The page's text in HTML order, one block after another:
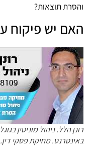
והסרת תוצאות?
האם יש פיקוח
רונן הלל. ניהול מוניטין
באינטרנט. מחיקת פסקי דין.